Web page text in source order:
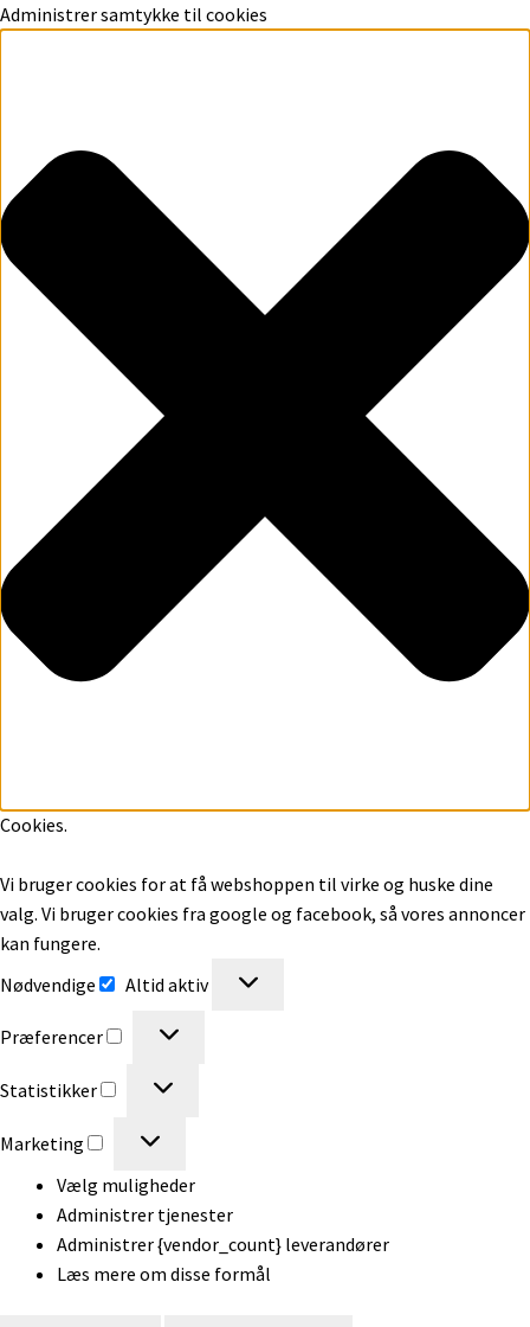
Administrer samtykke til cookies
Cookies.
Vi bruger cookies for at få webshoppen til virke og huske dine
valg. Vi bruger cookies fra google og facebook, så vores annoncer
kan fungere.
Nødvendige
Altid aktiv
Præferencer
Præferencer
Statistikker
Statistikker
Marketing
Marketing
Vælg muligheder
Administrer tjenester
Administrer {vendor_count} leverandører
Læs mere om disse formål